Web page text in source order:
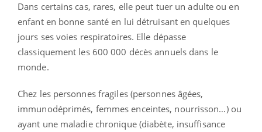
Dans certains cas, rares, elle peut tuer un adulte ou en
enfant en bonne santé en lui détruisant en quelques
jours ses voies respiratoires. Elle dépasse
classiquement les 600 000 décès annuels dans le
monde.
Chez les personnes fragiles (personnes âgées,
immunodéprimés, femmes enceintes, nourrisson…) ou
ayant une maladie chronique (diabète, insuffisance